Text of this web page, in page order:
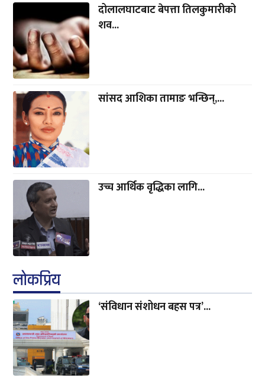
दोलालघाटबाट बेपत्ता तिलकुमारीको
शव...
सांसद आशिका तामाङ भन्छिन्,...
उच्च आर्थिक वृद्धिका लागि...
लाेकप्रिय
‘संविधान संशोधन बहस पत्र’...